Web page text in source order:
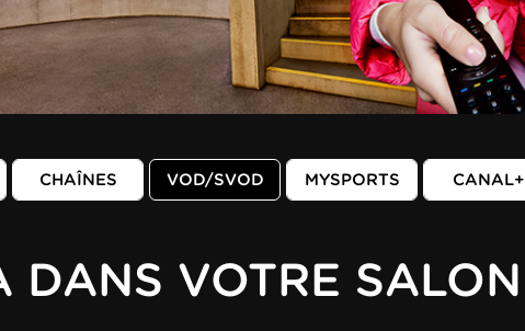
CHAÎNES VOD/SVOD MYSPORTS CANAL+
DANS VOTRE SALON